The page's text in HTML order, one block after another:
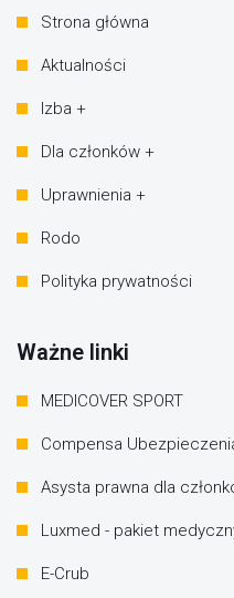
Strona główna
Aktualności
Izba +
Dla członków +
Uprawnienia +
Rodo
Polityka prywatności
Ważne linki
MEDICOVER SPORT
Compensa
Asysta prawna dla
Luxmed - pakiet
E-Crub